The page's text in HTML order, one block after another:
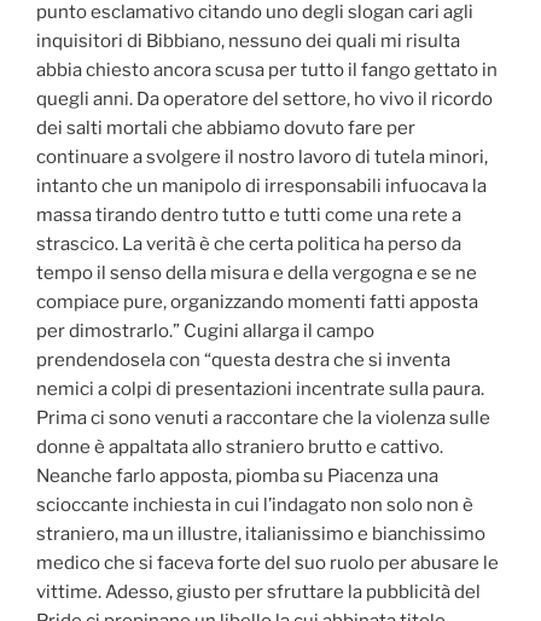
punto esclamativo citando uno degli slogan cari agli
inquisitori di Bibbiano, nessuno dei quali mi risulta
abbia chiesto ancora scusa per tutto il fango gettato in
quegli anni. Da operatore del settore, ho vivo il ricordo
dei salti mortali che abbiamo dovuto fare per
continuare a svolgere il nostro lavoro di tutela minori,
intanto che un manipolo di irresponsabili infuocava la
massa tirando dentro tutto e tutti come una rete a
strascico. La verità è che certa politica ha perso da
tempo il senso della misura e della vergogna e se ne
compiace pure, organizzando momenti fatti apposta
per dimostrarlo.” Cugini allarga il campo
prendendosela con “questa destra che si inventa
nemici a colpi di presentazioni incentrate sulla paura.
Prima ci sono venuti a raccontare che la violenza sulle
donne è appaltata allo straniero brutto e cattivo.
Neanche farlo apposta, piomba su Piacenza una
scioccante inchiesta in cui l’indagato non solo non è
straniero, ma un illustre, italianissimo e bianchissimo
medico che si faceva forte del suo ruolo per abusare le
vittime. Adesso, giusto per sfruttare la pubblicità del